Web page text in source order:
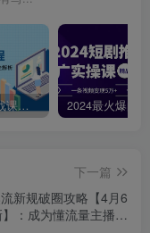
TikTokShop实战课程，手把手教你低成本启动，东南亚无货源玩法全解析
下一篇
新规破圈攻略【4月6
：成为懂流量主播，